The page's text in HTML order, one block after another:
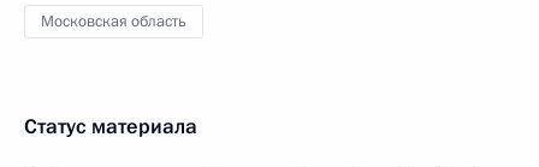
Московская область
Статус материала